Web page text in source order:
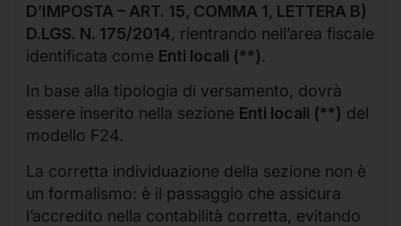
D’IMPOSTA – ART. 15, COMMA 1, LETTERA B)
D.LGS. N. 175/2014, rientrando nell’area fiscale
identificata come Enti locali (**).
In base alla tipologia di versamento, dovrà
essere inserito nella sezione Enti locali (**) del
modello F24.
La corretta individuazione della sezione non è
un formalismo: è il passaggio che assicura
l’accredito nella contabilità corretta, evitando